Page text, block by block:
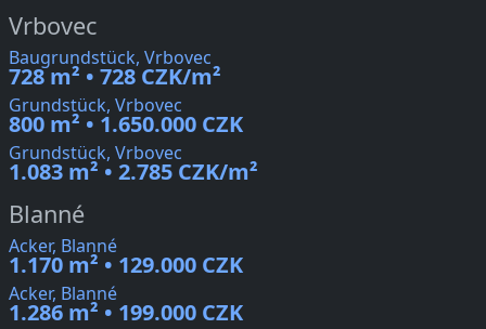
Vrbovec
Baugrundstück, Vrbovec
728 m² • 728 CZK/m²
Grundstück, Vrbovec
800 m² • 1.650.000 CZK
Grundstück, Vrbovec
1.083 m² • 2.785 CZK/m²
Blanné
Acker, Blanné
1.170 m² • 129.000 CZK
Acker, Blanné
1.286 m² • 199.000 CZK